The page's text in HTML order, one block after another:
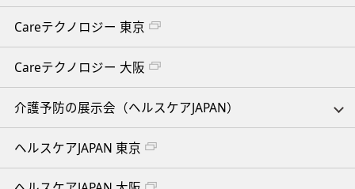
Careテクノロジー 東京
Careテクノロジー 大阪
介護予防の展示会（ヘルスケアJAPAN）
ヘルスケアJAPAN 東京